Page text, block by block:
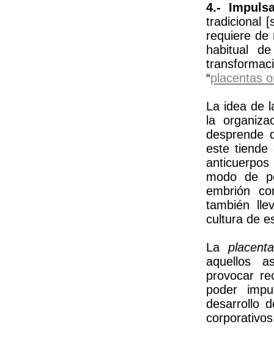
4.-
tradicional
requiere de
habitual
“placentas
La idea de
la
desprende
este tiende
modo de
embrión
también
cultura de
Laplacenta
aquellos
provocar
poder
desarrollo